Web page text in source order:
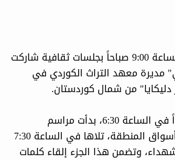
بدأت النشاطات في الساعة 9:00 صباحاً بجلسات ثقافية شاركت
مديرة معهد التراث الكوردي في
من شمال كوردستان.
وفي المساء، وتحديداً في الساعة 6:30، بدأت مراسم
المهرجان بجولة في أسواق المنطقة، تلاها في الساعة 7:30
وتضمن هذا الجزء إلقاء كلمات